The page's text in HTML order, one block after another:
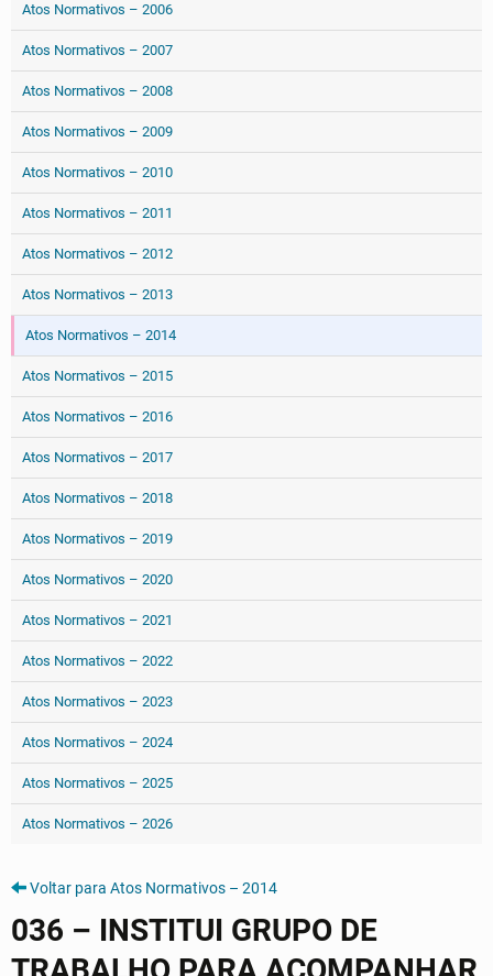
Atos Normativos – 2006
Atos Normativos – 2007
Atos Normativos – 2008
Atos Normativos – 2009
Atos Normativos – 2010
Atos Normativos – 2011
Atos Normativos – 2012
Atos Normativos – 2013
Atos Normativos – 2014
Atos Normativos – 2015
Atos Normativos – 2016
Atos Normativos – 2017
Atos Normativos – 2018
Atos Normativos – 2019
Atos Normativos – 2020
Atos Normativos – 2021
Atos Normativos – 2022
Atos Normativos – 2023
Atos Normativos – 2024
Atos Normativos – 2025
Atos Normativos – 2026
Voltar para Atos Normativos – 2014
036 – INSTITUI GRUPO DE